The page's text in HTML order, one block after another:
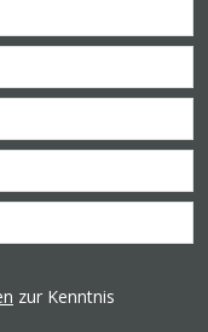
zur Kenntnis